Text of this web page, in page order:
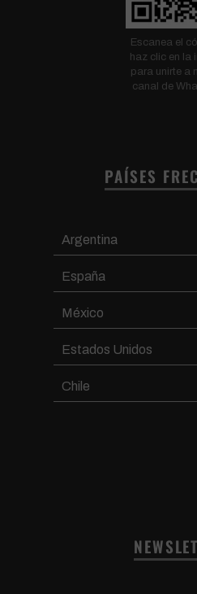
Escanea el
haz clic en la
para unirte a
canal de
PAÍSES
Argentina
España
México
Estados Unidos
Chile